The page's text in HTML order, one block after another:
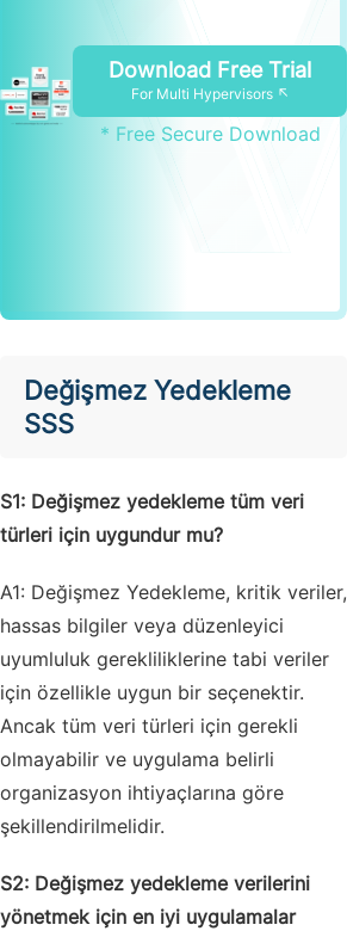
Download Free Trial
For Multi Hypervisors ↖
* Free Secure Download
Değişmez Yedekleme
SSS
S1: Değişmez yedekleme tüm veri
türleri için uygundur mu?
A1: Değişmez Yedekleme, kritik veriler,
hassas bilgiler veya düzenleyici
uyumluluk gerekliliklerine tabi veriler
için özellikle uygun bir seçenektir.
Ancak tüm veri türleri için gerekli
olmayabilir ve uygulama belirli
organizasyon ihtiyaçlarına göre
şekillendirilmelidir.
S2: Değişmez yedekleme verilerini
yönetmek için en iyi uygulamalar